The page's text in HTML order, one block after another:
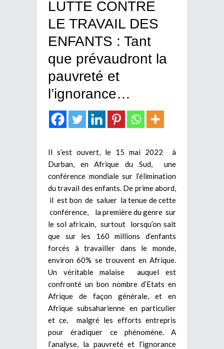
LUTTE CONTRE
LE TRAVAIL DES
ENFANTS : Tant
que prévaudront la
pauvreté et
l’ignorance…
Il s’est ouvert, le 15 mai 2022 à
Durban, en Afrique du Sud, une
conférence mondiale sur l’élimination
du travail des enfants. De prime abord,
il est bon de saluer la tenue de cette
conférence, la première du genre sur
le sol africain, surtout lorsqu’on sait
que sur les 160 millions d’enfants
forcés à travailler dans le monde,
environ 60% se trouvent en Afrique.
Un véritable malaise auquel est
confronté un bon nombre d’Etats en
Afrique de façon générale, et en
Afrique subsaharienne en particulier
et ce, malgré les efforts entrepris
pour éradiquer ce phénomène. A
l’analyse, la pauvreté et l’ignorance